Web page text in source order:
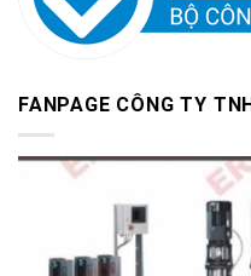
FANPAGE CÔNG TY